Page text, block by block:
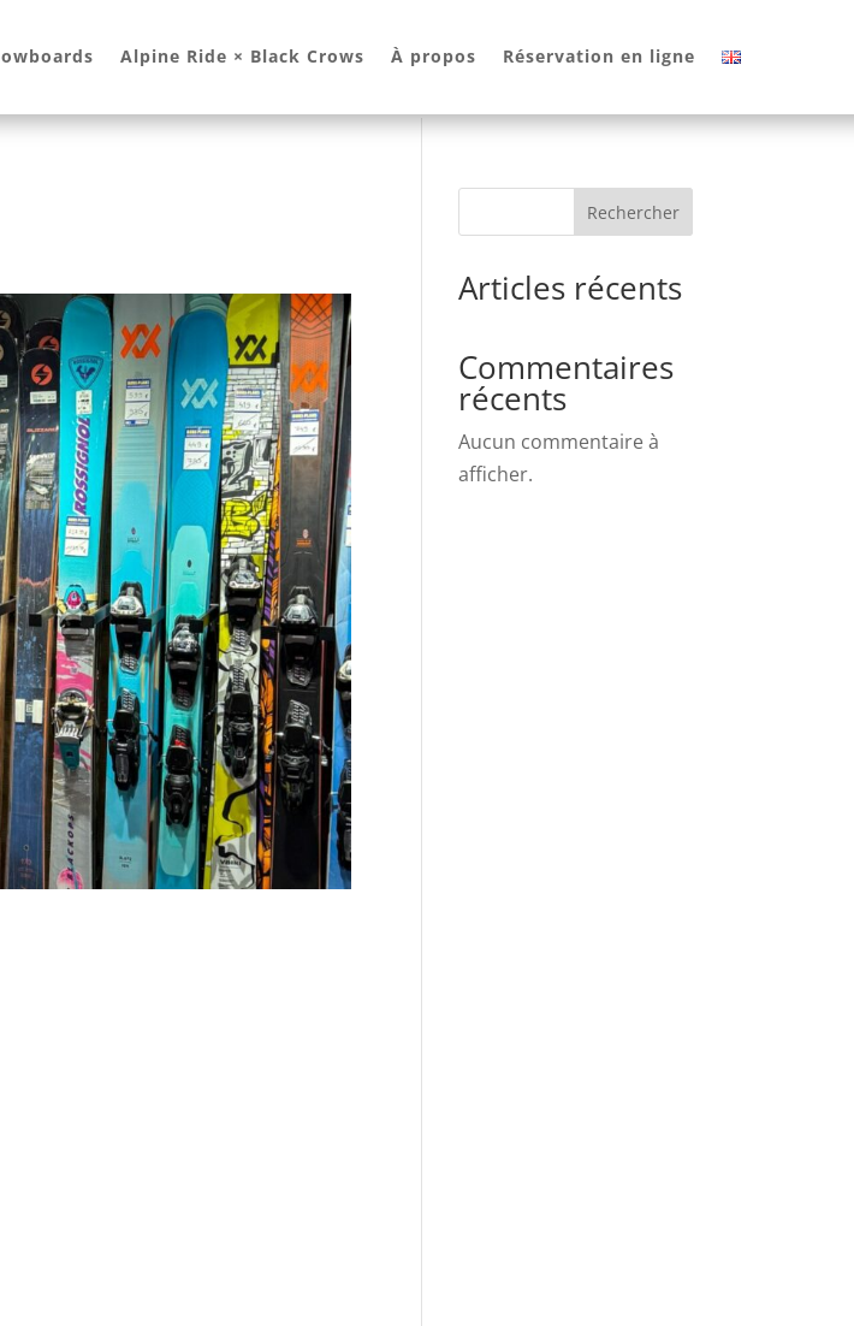
Alpine Ride × Black Crows À propos Réservation en ligne
Rechercher
Articles récents
Commentaires
récents
Aucun commentaire à
afficher.